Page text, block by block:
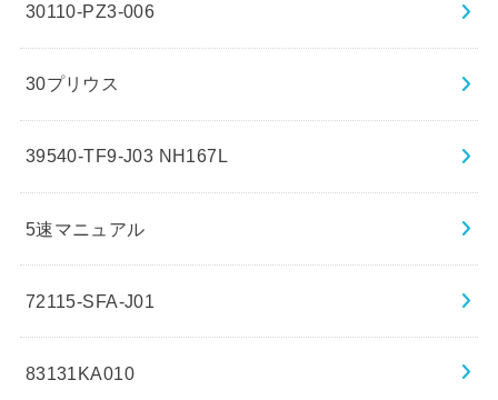
30110-PZ3-006
30プリウス
39540-TF9-J03 NH167L
5速マニュアル
72115-SFA-J01
83131KA010